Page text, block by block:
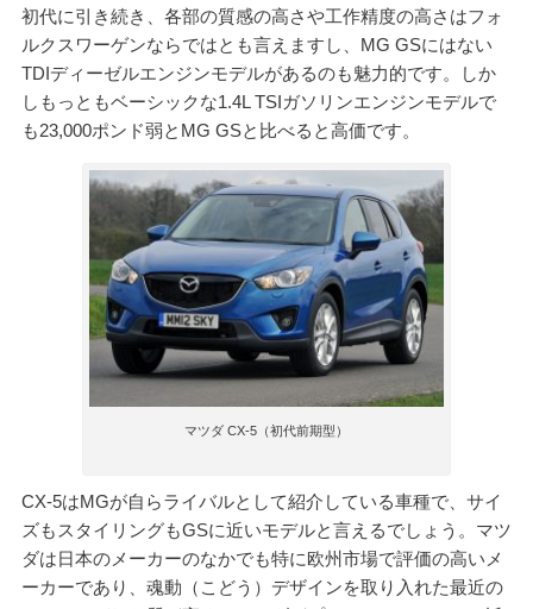
初代に引き続き、各部の質感の高さや工作精度の高さはフォ
ルクスワーゲンならではとも言えますし、MG GSにはない
TDIディーゼルエンジンモデルがあるのも魅力的です。しか
しもっともベーシックな1.4L TSIガソリンエンジンモデルで
も23,000ポンド弱とMG GSと比べると高価です。
マツダ CX-5（初代前期型）
CX-5はMGが自らライバルとして紹介している車種で、サイ
ズもスタイリングもGSに近いモデルと言えるでしょう。マツ
ダは日本のメーカーのなかでも特に欧州市場で評価の高いメ
ーカーであり、魂動（こどう）デザインを取り入れた最近の